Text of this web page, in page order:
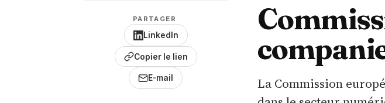
PARTAGER
LinkedIn
Copier le lien
E-mail
La Commission